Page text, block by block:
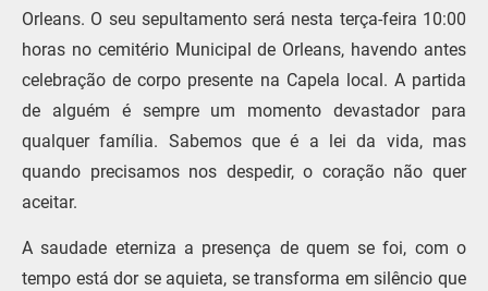
Orleans. O seu sepultamento será nesta terça-feira 10:00
horas no cemitério Municipal de Orleans, havendo antes
celebração de corpo presente na Capela local. A partida
de alguém é sempre um momento devastador para
qualquer família. Sabemos que é a lei da vida, mas
quando precisamos nos despedir, o coração não quer
aceitar.
A saudade eterniza a presença de quem se foi, com o
tempo está dor se aquieta, se transforma em silêncio que